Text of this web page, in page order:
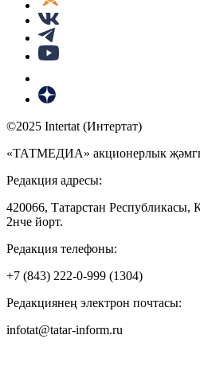
©2025 Intertat (Интертат)
«ТАТМЕДИА» акционерлык
Редакция адресы:
420066, Татарстан Республикасы,
2нче йорт.
Редакция телефоны:
+7 (843) 222-0-999 (1304)
Редакциянең электрон почтасы:
infotat@tatar-inform.ru